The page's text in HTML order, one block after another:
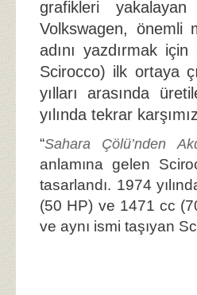
grafikleri yakalayan
Volkswagen, önemli
adını yazdırmak
Scirocco) ilk ortaya
yılları arasında
yılında tekrar
“Sahara Çölü’nden
anlamına gelen
tasarlandı. 1974
(50 HP) ve 1471 cc
ve aynı ismi taşıyan